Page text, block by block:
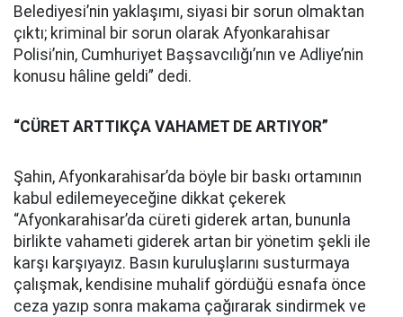
Belediyesi’nin yaklaşımı, siyasi bir sorun olmaktan
çıktı; kriminal bir sorun olarak Afyonkarahisar
Polisi’nin, Cumhuriyet Başsavcılığı’nın ve Adliye’nin
konusu hâline geldi” dedi.
“CÜRET ARTTIKÇA VAHAMET DE ARTIYOR”
Şahin, Afyonkarahisar’da böyle bir baskı ortamının
kabul edilemeyeceğine dikkat çekerek
“Afyonkarahisar’da cüreti giderek artan, bununla
birlikte vahameti giderek artan bir yönetim şekli ile
karşı karşıyayız. Basın kuruluşlarını susturmaya
çalışmak, kendisine muhalif gördüğü esnafa önce
ceza yazıp sonra makama çağırarak sindirmek ve